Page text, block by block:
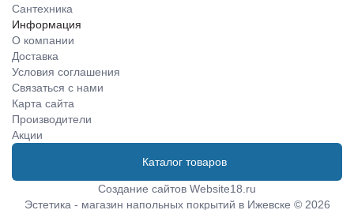
Сантехника
Информация
О компании
Доставка
Условия соглашения
Связаться с нами
Карта сайта
Производители
Акции
Каталог товаров
Создание сайтов Website18.ru
Эстетика - магазин напольных покрытий в Ижевске © 2026